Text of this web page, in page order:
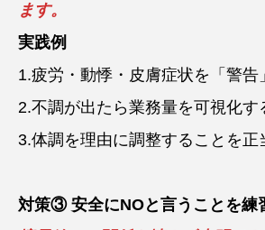
ます。
実践例
1.疲労・動悸・皮膚症状を「警告
2.不調が出たら業務量を可視化す
3.体調を理由に調整することを正
対策③ 安全にNOと言うことを練